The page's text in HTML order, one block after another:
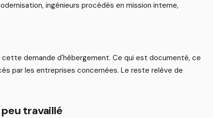
odernisation, ingénieurs procédés en mission interne,
cette demande d'hébergement. Ce qui est documenté, ce
és par les entreprises concernées. Le reste relève de
peu travaillé